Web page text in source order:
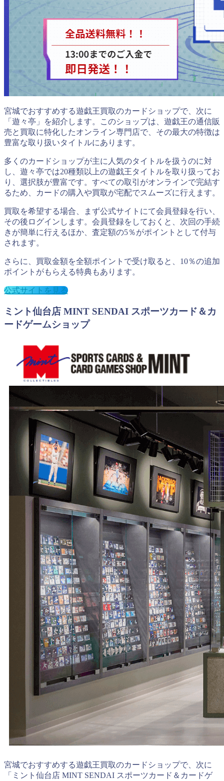
宮城でおすすめする遊戯王買取のカードショップで、次に
「遊々亭」を紹介します。このショップは、遊戯王の通信販
売と買取に特化したオンライン専門店で、その最大の特徴は
豊富な取り扱いタイトルにあります。
多くのカードショップが主に人気のタイトルを扱うのに対
し、遊々亭では20種類以上の遊戯王タイトルを取り扱ってお
り、選択肢が豊富です。すべての取引がオンラインで完結す
るため、カードの購入や買取が宅配でスムーズに行えます。
買取を希望する場合、まず公式サイトにて会員登録を行い、
その後ログインします。会員登録をしておくと、次回の手続
きが簡単に行えるほか、査定額の5％がポイントとして付与
されます。
さらに、買取金額を全額ポイントで受け取ると、10％の追加
ポイントがもらえる特典もあります。
公式サイトを見る
ミント仙台店 MINT SENDAI スポーツカード＆カ
ードゲームショップ
宮城でおすすめする遊戯王買取のカードショップで、次に
「ミント仙台店 MINT SENDAI スポーツカード＆カードゲ